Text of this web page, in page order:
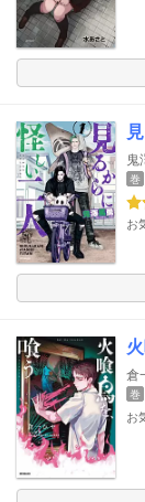
鬼
巻
お
倉
巻
お